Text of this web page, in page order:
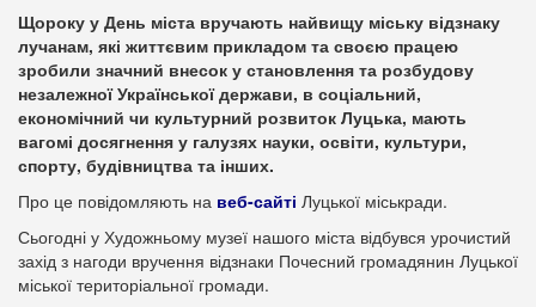
Щороку у День міста вручають найвищу міську відзнаку
лучанам, які життєвим прикладом та своєю працею
зробили значний внесок у становлення та розбудову
незалежної Української держави, в соціальний,
економічний чи культурний розвиток Луцька, мають
вагомі досягнення у галузях науки, освіти, культури,
спорту, будівництва та інших.
Про це повідомляють на веб-сайті Луцької міськради.
Сьогодні у Художньому музеї нашого міста відбувся урочистий
захід з нагоди вручення відзнаки Почесний громадянин Луцької
міської територіальної громади.